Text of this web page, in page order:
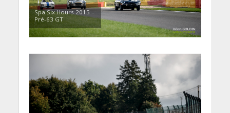
Spa Six Hours 2015 –
Pré-63 GT